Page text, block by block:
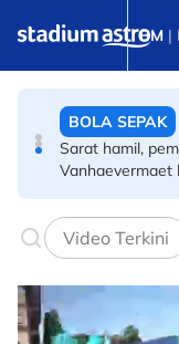
BM |
Dekat Malaysia
BOLA SEPAK
Sarat hamil,
Vanhaevermaet
Video Terkini